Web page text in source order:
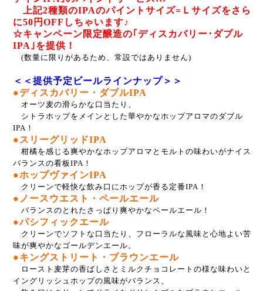
上記2種類のIPAのパイントサイズ=Ｌサイズをさら
に50円OFFしちゃいます♪
☆キャンペーン限定醸造の｢ディスカバリー･ダブル
IPA｣を提供！
(数量に限りがあるため、常設ではありません)
＜＜提供予定ビールラインナップ＞＞
●ディスカバリー・ダブルIPA
オーツ麦の滑らかな口当たり、
シトラホップをメインとした華やかなホップアロマのダブル
IPA！
●スリーグリッドIPA
柑橘を感じる爽やかなホップアロマとモルトの味わいがナイス
バランスの看板IPA！
●ホップヴァインIPA
クリーンで軽快な飲み口にホップが香る定番IPA！
●ノースウエスト・ペールエール
バランスのとれたさっぱり爽やかなペールエール！
●パシフィックエール
クリーンでソフトな口当たり、フローラルな風味と心地よい苦
味が爽やかなゴールデンエール。
●キングストリート・ブラウンエール
ロースト麦芽の香ばしさとミルクチョコレートの様な味わいと
イングリッシュホップの風味がバランス、